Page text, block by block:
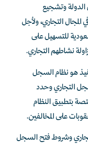
الدولة وتشجيع
المجال التجاري، ولأجل
للتسهيل على
نشاطهم التجاري.
هو نظام السجل
التجاري وحدد
بتطبيق النظام
على المخالفين.
وشروط فتح السجل